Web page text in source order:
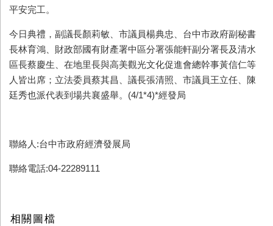
平安完工。
今日典禮，副議長顏莉敏、市議員楊典忠、台中市政府副秘書
長林育鴻、財政部國有財產署中區分署張能軒副分署長及清水
區長蔡慶生、在地里長與高美觀光文化促進會總幹事黃信仁等
人皆出席；立法委員蔡其昌、議長張清照、市議員王立任、陳
廷秀也派代表到場共襄盛舉。(4/1*4)*經發局
聯絡人:台中市政府經濟發展局
聯絡電話:04-22289111
相關圖檔